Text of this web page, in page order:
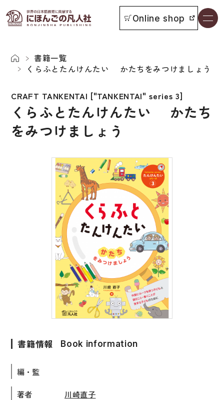
書籍一覧
イベント
付属物の使い方について
教科書採用について
書籍の内容について
著作権について
原稿・企画の持ち込みについて
正誤表
その他の質問
わたしたちについて
お問い合わせ
Online shop
本をさがす
日本語学習者用教科書
ビジネスパーソン・研修生向け
短期滞在者向け
留学生向け専門分野
語彙・表現
表記（かな・漢字）
練習問題
書籍一覧
くらふとたんけんたい かたちをみつけましょう
CRAFT TANKENTAI ["TANKENTAI" series 3]
くらふとたんけんたい かたち
をみつけましょう
書籍情報 Book information
編・監
著者 川崎直子